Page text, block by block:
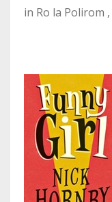
in Ro la Polirom ,